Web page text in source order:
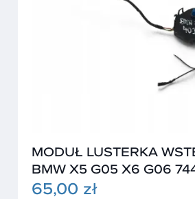
MODUŁ LUSTERKA
BMW X5 G05 X6 G06
65,00 zł